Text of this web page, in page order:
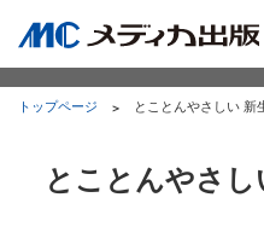
トップページ とことんやさしい 新
とことんやさ